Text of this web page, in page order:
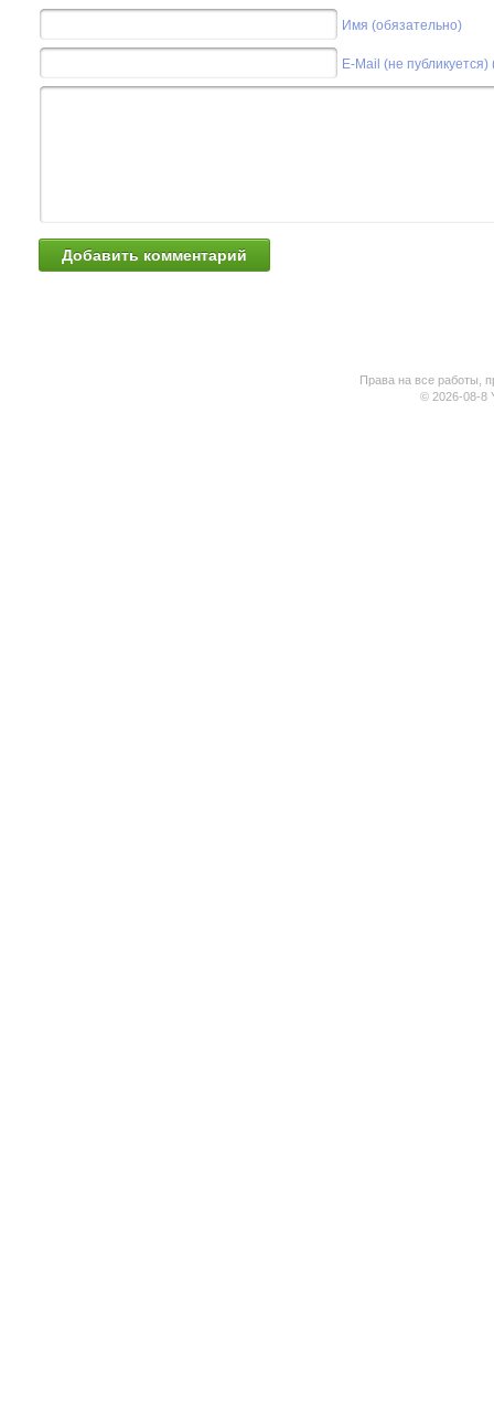
Имя (обязательно)
E-Mail (не
Права на все работы,
© 2026-08-8